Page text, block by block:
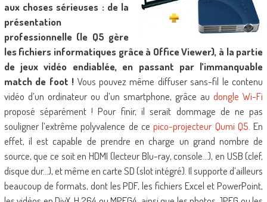
aux choses sérieuses : de la
présentation
professionnelle (le Q5 gère
lesfichiers informatiques grâce à Office Viewer), à la partie
de jeux vidéo endiablée, en passant par l’immanquable
match de foot ! Vous pouvez même diffuser sans-fil le contenu
vidéo d’un ordinateur ou d’un smartphone, grâce audongle Wi-Fi
proposé séparément ! Pour finir, il serait dommage de ne pas
souligner l’extrême polyvalence de cepico-projecteur Qumi Q5 . En
effet, il est capable de prendre en charge un grand nombre de
source, que ce soit en HDMI (lecteur Blu-ray, console…), en USB (clef,
disque dur…), et même en carte SD (slot intégré). Il supporte d’ailleurs
beaucoup de formats, dont les PDF, les fichiers Excel et PowerPoint,